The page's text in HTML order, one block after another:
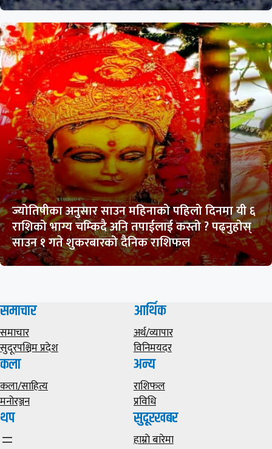
ज्योतिषीका अनुसार साउन महिनाको पहिलो दिनमा यी ६
राशिको भाग्य चम्किदै अनि तपाईलाई कस्तो ? पढ्नुहोस्
साउन १ गते शुकरबारको दैनिक राशिफल
समाचार
समाचार
सुदूरपश्चिम प्रदेश
आर्थिक
अर्थ/व्यापार
विनिमयदर
कला
कला/साहित्य
मनोरञ्जन
अन्य
राशिफल
प्रविधि
थप सुदूरखबर
हाम्राे बारेमा